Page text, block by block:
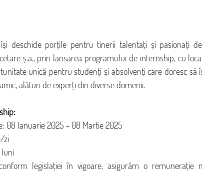
își deschide porțile pentru tinerii talentați și pasionați
ș.a., prin lansarea programului de internship, cu
unică pentru studenți și absolvenți care doresc să
alături de experți din diverse domenii.
08 Ianuarie 2025 – 08 Martie 2025
zi
luni
legislației în vigoare, asigurăm o remunerație